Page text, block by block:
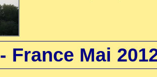
- France Mai